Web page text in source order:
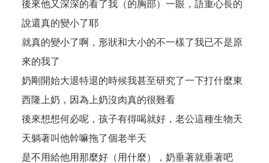
後來他又深深的看了我（的胸部）一眼，語重心長的
說還真的變小了耶
就真的變小了啊，形狀和大小的不一樣了我已不是原
來的我了
奶剛開始大退特退的時候我甚至研究了一下打什麼東
西隆上奶，因為上奶沒肉真的很難看
後來想想何必呢，孩子有得喝就好，老公這種生物天
天躺著叫他幹嘛拖了個老半天
是不用給他用那麼好（用什麼），奶垂著就垂著吧